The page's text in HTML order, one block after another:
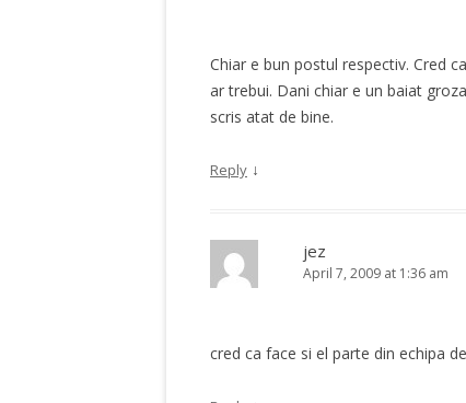
Chiar e bun postul respectiv. Cred
ar trebui. Dani chiar e un baiat
scris atat de bine.
Reply ↓
jez
April 7, 2009 at 1:36 am
cred ca face si el parte din echipa